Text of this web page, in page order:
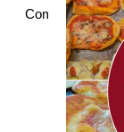
Commenti